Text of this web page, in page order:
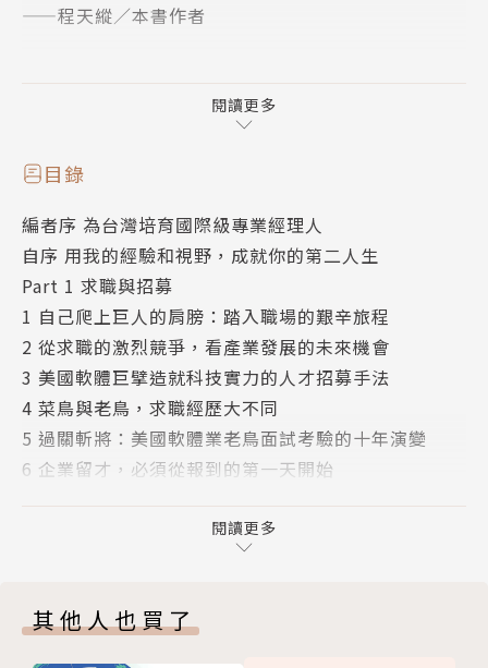
——程天縱／本書作者
程天縱，是電子科技業「大神級」的專業經理人，曾任
中國惠普總裁、德州儀器亞洲區總裁、鴻海集團副總
創業社群，至今在兩岸已輔導約600個創業團隊。
不論是在作者自身的工作經歷，或是在輔導新創公司的
經驗中，在在顯示一個道理：企業是「人」與「事」交
織而成的。
「只要我規規矩矩做好『事』，幹嘛要去經營『關
係』？」這樣的想法，不止工作者會有，連不少企業
主、經營者也都會有。規規矩矩做事、正正當當經營是
「關係」的影響力，當有狀況發生時，可能會求助無門
對上班族而言，升遷可能是最關心的事項之一。若是在
閱讀更多
目錄
編者序 為台灣培育國際級專業經理人
自序 用我的經驗和視野，成就你的第二人生
Part 1 求職與招募
1 自己爬上巨人的肩膀：踏入職場的艱辛旅程
2 從求職的激烈競爭，看產業發展的未來機會
3 美國軟體巨擘造就科技實力的人才招募手法
4 菜鳥與老鳥，求職經歷大不同
5 過關斬將：美國軟體業老鳥面試考驗的十年演變
6 企業留才，必須從報到的第一天開始
7 從NBA球員看「專業經理人」必須具備的條件與能力
10 其實企業最大的敵人不是對手，而是自己
閱讀更多
其他人也買了